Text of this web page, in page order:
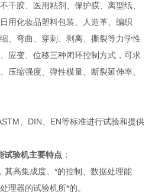
干胶、医用粘剂、保护膜、离型纸、
用化妆品塑料包装、人造革、编织
、弯曲、穿刺、剥离、撕裂等力学性
应变、位移三种闭环控制方式，可求
压缩强度、弹性模量、断裂延伸率、
、DIN、EN等标准进行试验和提供
试验机主要特点：
高集成度、*的控制、数据处理能
理器的试验机所*的。